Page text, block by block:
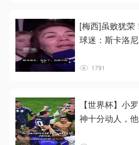
[梅西]虽败犹荣
球迷：斯卡洛
1791
【世界杯】小
神十分动人，